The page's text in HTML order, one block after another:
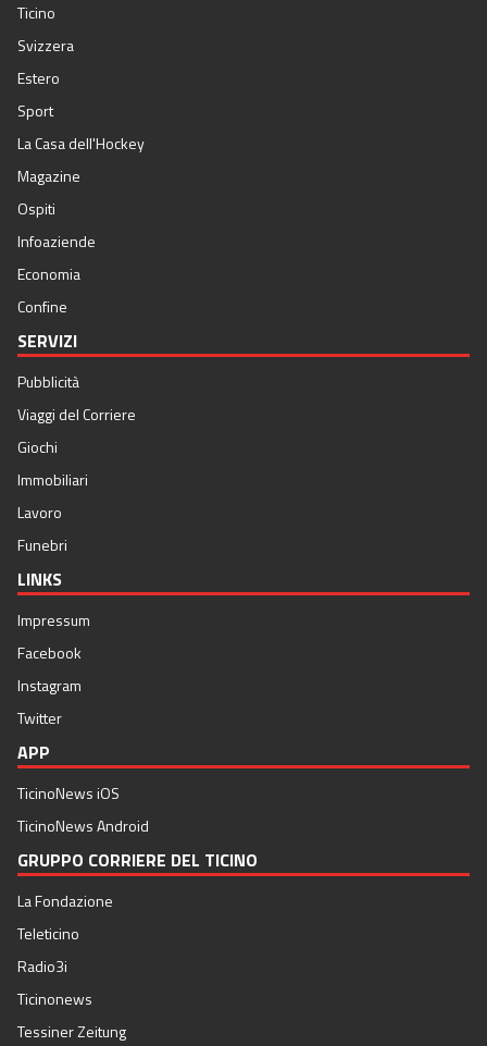
Ticino
Svizzera
Estero
Sport
La Casa dell'Hockey
Magazine
Ospiti
Infoaziende
Economia
Confine
SERVIZI
Pubblicità
Viaggi del Corriere
Giochi
Immobiliari
Lavoro
Funebri
LINKS
Impressum
Facebook
Instagram
Twitter
APP
TicinoNews iOS
TicinoNews Android
GRUPPO CORRIERE DEL TICINO
La Fondazione
Teleticino
Radio3i
Ticinonews
Tessiner Zeitung